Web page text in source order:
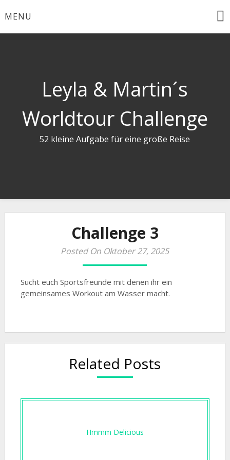
toMENU
Leyla & Martin´s
Worldtour Challenge
52 kleine Aufgabe für eine große Reise
Challenge 3
Posted On Oktober 27, 2025
Sucht euch Sportsfreunde mit denen ihr ein
gemeinsames Workout am Wasser macht.
Related Posts
Hmmm Delicious